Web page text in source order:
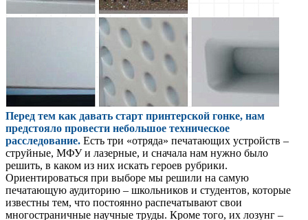
Перед тем как давать старт принтерской гонке, нам
предстояло провести небольшое техническое
расследование. Есть три «отряда» печатающих устройств –
струйные, МФУ и лазерные, и сначала нам нужно было
решить, в каком из них искать героев рубрики.
Ориентироваться при выборе мы решили на самую
печатающую аудиторию – школьников и студентов, которые
известны тем, что постоянно распечатывают свои
многостраничные научные труды. Кроме того, их лозунг –